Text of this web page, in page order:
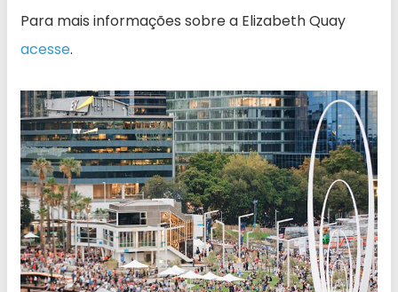
Para mais informações sobre a Elizabeth Quay
acesse.